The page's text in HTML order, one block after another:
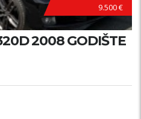
9.500 €
2008 GODIŠTE